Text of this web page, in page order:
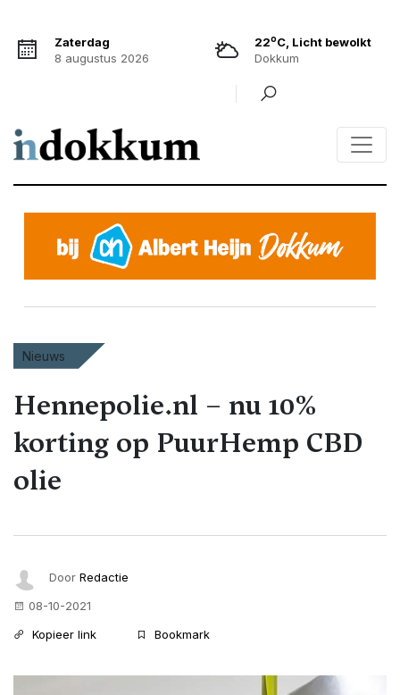
Zaterdag
8 augustus 2026
22oC, Licht bewolkt
Dokkum
Nieuws
Hennepolie.nl – nu 10%
korting op PuurHemp CBD
olie
Door Redactie
08-10-2021
Kopieer link
Bookmark